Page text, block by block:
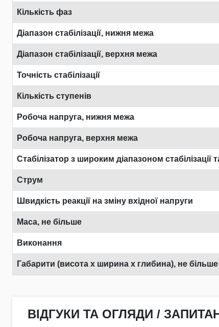
Кількість фаз
Діапазон стабілізації, нижня межа
Діапазон стабілізації, верхня межа
Точність стабілізації
Кількість ступенів
Робоча напруга, нижня межа
Робоча напруга, верхня межа
Стабілізатор з широким діапазоном стабілізації
Струм
Швидкість реакції на зміну вхідної напруги
Маса, не більше
Виконання
Габарити (висота х ширина х глибина), не більше
ВІДГУКИ ТА ОГЛЯДИ /